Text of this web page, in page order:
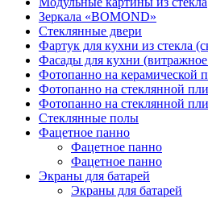
Зеркала «BOMOND»
Стеклянные двери
Фартук для кухни из стекла
Фасады для кухни (витражное
Фотопанно на керамической
Фотопанно на стеклянной
Фотопанно на стеклянной
Стеклянные полы
Фацетное панно
Фацетное панно
Фацетное панно
Экраны для батарей
Экраны для батарей